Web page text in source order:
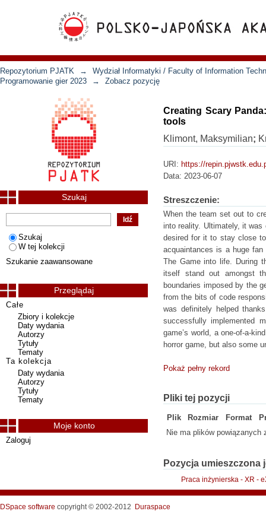
Repozytorium PJATK →
Wydział Informatyki / Faculty of Information
Programowanie gier 2023
→ Zobacz pozycję
Creating Scary
tools
Klimont, Maksymilian;
URI: https://
Data: 2023-06-07
Streszczenie:
When the team set out to
into reality. Ultimately, it
desired for it to stay close
acquaintances is a huge
The Game into life. During
itself stand out amongst
boundaries imposed by the
from the bits of code
was definitely helped
successfully implemented
game’s world, a one-of-a-
horror game, but also some
Pokaż pełny rekord
Pliki tej pozycji
Plik Rozmiar Format
Nie ma plików powiązanych
Pozycja
Praca inżynierska - XR -
Szukaj
Szukaj
W tej kolekcji
Szukanie zaawansowane
Przeglądaj
Całe
Zbiory i kolekcje
Daty wydania
Autorzy
Tytuły
Tematy
Ta kolekcja
Daty wydania
Autorzy
Tytuły
Tematy
Moje konto
Zaloguj
DSpace software copyright © 2002-2012 Duraspace